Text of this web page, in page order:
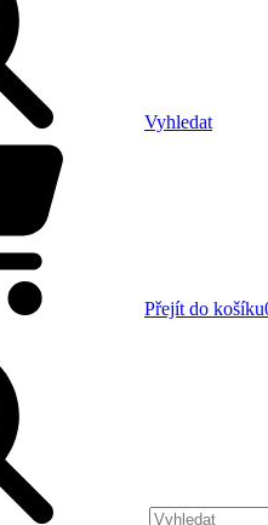
Vyhledat
Přejít do košíku